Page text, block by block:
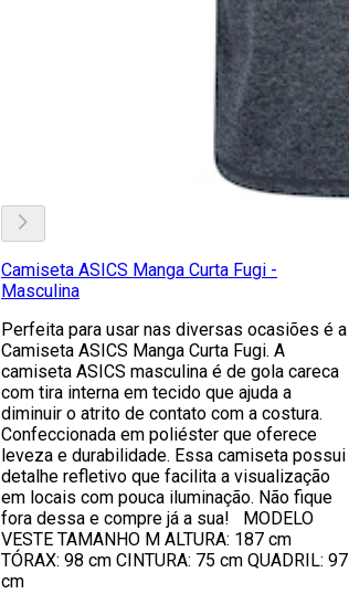
Camiseta ASICS Manga Curta Fugi -
Masculina
Perfeita para usar nas diversas ocasiões é a
Camiseta ASICS Manga Curta Fugi. A
camiseta ASICS masculina é de gola careca
com tira interna em tecido que ajuda a
diminuir o atrito de contato com a costura.
Confeccionada em poliéster que oferece
leveza e durabilidade. Essa camiseta possui
detalhe refletivo que facilita a visualização
em locais com pouca iluminação. Não fique
fora dessa e compre já a sua! MODELO
VESTE TAMANHO M ALTURA: 187 cm
TÓRAX: 98 cm CINTURA: 75 cm QUADRIL: 97
cm